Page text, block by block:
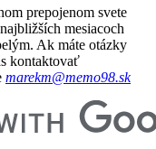
prepojenom svete
mesiacoch
Ak máte otázky
kontaktovať
marekm@memo98.sk